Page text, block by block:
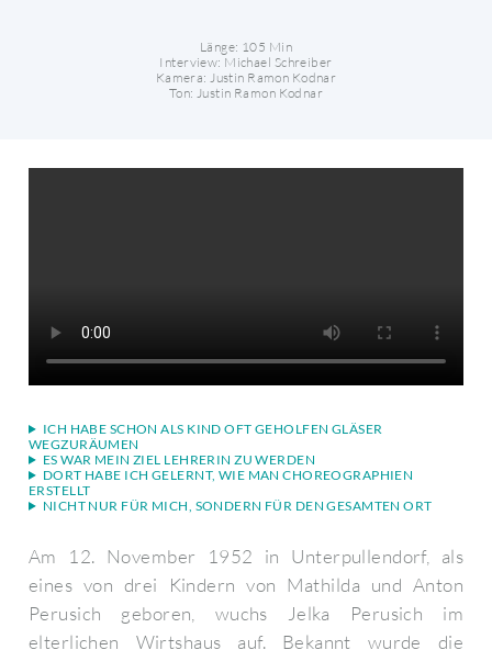
Länge: 105 Min
Interview: Michael Schreiber
Kamera: Justin Ramon Kodnar
Ton: Justin Ramon Kodnar
ICH HABE SCHON ALS KIND OFT GEHOLFEN GLÄSER
WEGZURÄUMEN
ES WAR MEIN ZIEL LEHRERIN ZU WERDEN
DORT HABE ICH GELERNT, WIE MAN CHOREOGRAPHIEN
ERSTELLT
NICHT NUR FÜR MICH, SONDERN FÜR DEN GESAMTEN ORT
Am 12. November 1952 in Unterpullendorf, als
eines von drei Kindern von Mathilda und Anton
Perusich geboren, wuchs Jelka Perusich im
elterlichen Wirtshaus auf. Bekannt wurde die